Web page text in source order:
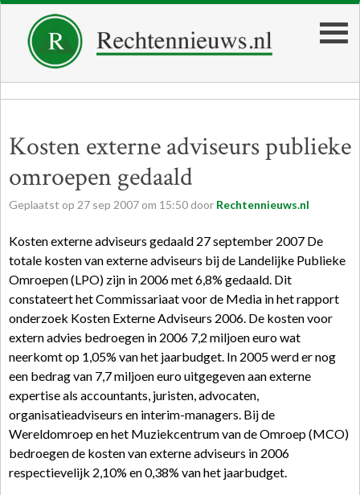
Kosten externe adviseurs publieke
omroepen gedaald
Geplaatst op 27 sep 2007 om 15:50 door Rechtennieuws.nl
Kosten externe adviseurs gedaald 27 september 2007 De
totale kosten van externe adviseurs bij de Landelijke Publieke
Omroepen (LPO) zijn in 2006 met 6,8% gedaald. Dit
constateert het Commissariaat voor de Media in het rapport
onderzoek Kosten Externe Adviseurs 2006. De kosten voor
extern advies bedroegen in 2006 7,2 miljoen euro wat
neerkomt op 1,05% van het jaarbudget. In 2005 werd er nog
een bedrag van 7,7 miljoen euro uitgegeven aan externe
expertise als accountants, juristen, advocaten,
organisatieadviseurs en interim-managers. Bij de
Wereldomroep en het Muziekcentrum van de Omroep (MCO)
bedroegen de kosten van externe adviseurs in 2006
respectievelijk 2,10% en 0,38% van het jaarbudget.